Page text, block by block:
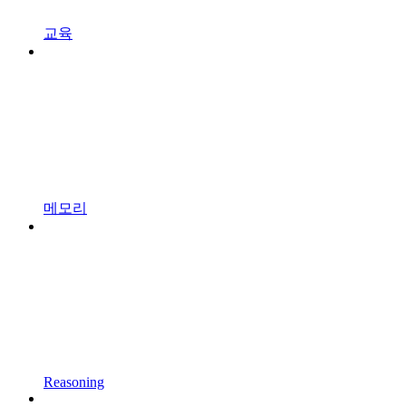
교육
메모리
Reasoning